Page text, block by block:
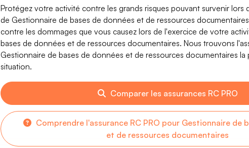
Protégez votre activité contre les grands risques pouvant survenir lors
de Gestionnaire de bases de données et de ressources
contre les dommages que vous causez lors de l'exercice de votre
bases de données et de ressources documentaires. Nous trouvons
Gestionnaire de bases de données et de ressources documentaires la
situation.
Comparer les assurances RC PRO
Comprendre l'assurance RC PRO pour Gestionnaire de
et de ressources documentaires